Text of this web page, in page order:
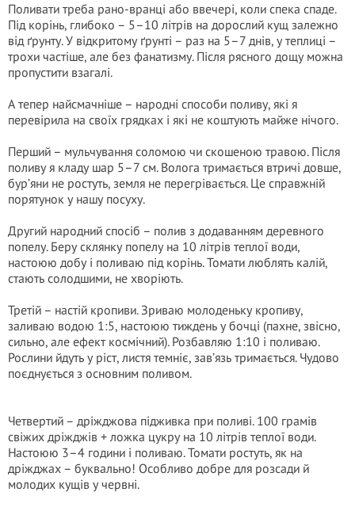
Поливати треба рано-вранці або ввечері, коли спека спаде.
Під корінь, глибоко – 5–10 літрів на дорослий кущ залежно
від ґрунту. У відкритому ґрунті – раз на 5–7 днів, у теплиці –
трохи частіше, але без фанатизму. Після рясного дощу можна
пропустити взагалі.
А тепер найсмачніше – народні способи поливу, які я
перевірила на своїх грядках і які не коштують майже нічого.
Перший – мульчування соломою чи скошеною травою. Після
поливу я кладу шар 5–7 см. Волога тримається втричі довше,
бур’яни не ростуть, земля не перегрівається. Це справжній
порятунок у нашу посуху.
Другий народний спосіб – полив з додаванням деревного
попелу. Беру склянку попелу на 10 літрів теплої води,
настоюю добу і поливаю під корінь. Томати люблять калій,
стають солодшими, не хворіють.
Третій – настій кропиви. Зриваю молоденьку кропиву,
заливаю водою 1:5, настоюю тиждень у бочці (пахне, звісно,
сильно, але ефект космічний). Розбавляю 1:10 і поливаю.
Рослини йдуть у ріст, листя темніє, зав’язь тримається. Чудово
поєднується з основним поливом.
Четвертий – дріжджова підживка при поливі. 100 грамів
свіжих дріжджів + ложка цукру на 10 літрів теплої води.
Настоюю 3–4 години і поливаю. Томати ростуть, як на
дріжджах – буквально! Особливо добре для розсади й
молодих кущів у червні.